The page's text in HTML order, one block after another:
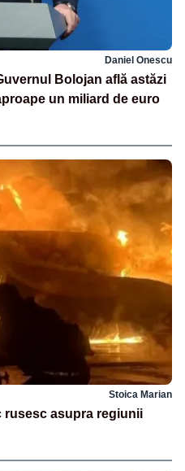
Daniel Onescu
Bolojan află astăzi
un miliard de euro
Stoica Marian
rusesc asupra regiunii